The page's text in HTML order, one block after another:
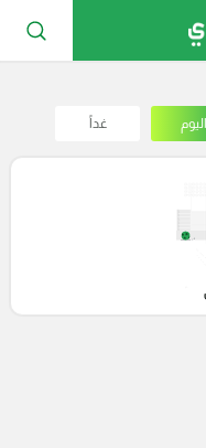
اليوم غداً